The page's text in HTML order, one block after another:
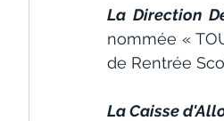
La Direction
nommée «
de Rentrée
La Caisse